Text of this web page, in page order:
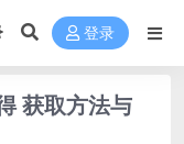
登录
获取方法与